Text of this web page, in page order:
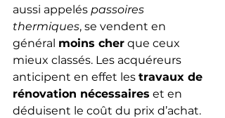
aussi appelés passoires
thermiques, se vendent en
général moins cher que ceux
mieux classés. Les acquéreurs
anticipent en effet les travaux de
rénovation nécessaires et en
déduisent le coût du prix d’achat.